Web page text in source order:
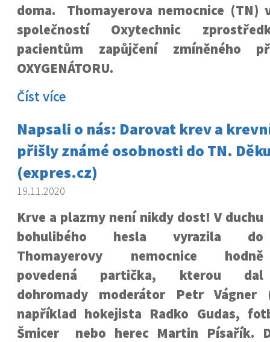
doma. Thomayerova nemocnice (TN)
společností Oxytechnic
pacientům zapůjčení zmíněného
OXYGENÁTORU.
Číst více
Napsali o nás: Darovat krev a
přišly známé osobnosti do TN.
(expres.cz)
19.11.2020
Krve a plazmy není nikdy dost! V duchu
bohulibého hesla vyrazila do
Thomayerovy nemocnice hodně
povedená partička, kterou dal
dohromady moderátor Petr Vágner
například hokejista Radko Gudas,
Šmicer nebo herec Martin Písařík.